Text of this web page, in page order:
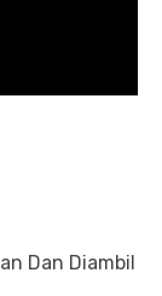
Dan Diambil